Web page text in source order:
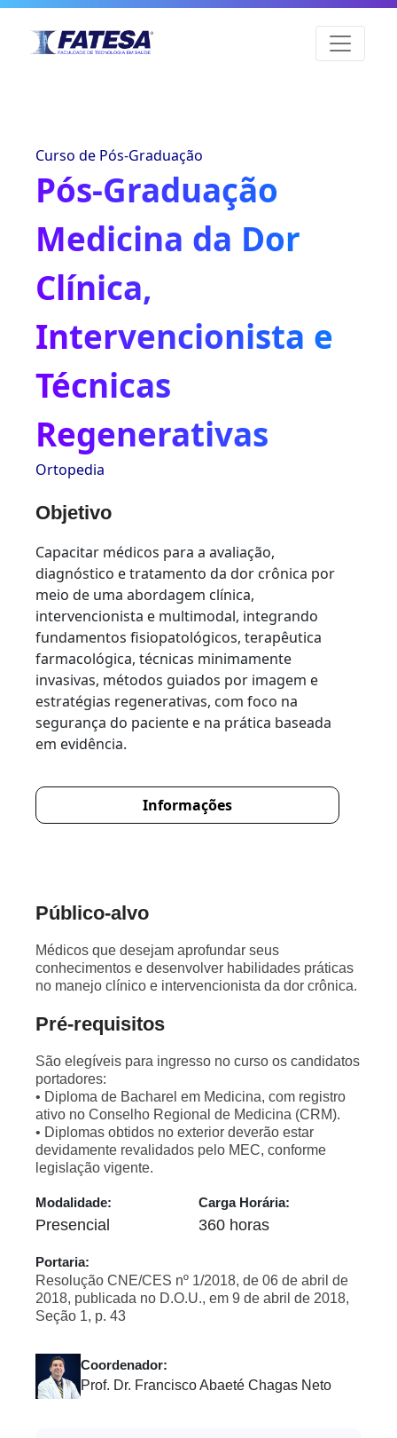
Curso de Pós-Graduação
Pós-Graduação
Medicina da Dor
Clínica,
Intervencionista e
Técnicas
Regenerativas
Ortopedia
Objetivo
Capacitar médicos para a avaliação,
diagnóstico e tratamento da dor crônica por
meio de uma abordagem clínica,
intervencionista e multimodal, integrando
fundamentos fisiopatológicos, terapêutica
farmacológica, técnicas minimamente
invasivas, métodos guiados por imagem e
estratégias regenerativas, com foco na
segurança do paciente e na prática baseada
em evidência.
Informações
Público-alvo
Médicos que desejam aprofundar seus
conhecimentos e desenvolver habilidades práticas
no manejo clínico e intervencionista da dor crônica.
Pré-requisitos
São elegíveis para ingresso no curso os candidatos
portadores:
• Diploma de Bacharel em Medicina, com registro
ativo no Conselho Regional de Medicina (CRM).
• Diplomas obtidos no exterior deverão estar
devidamente revalidados pelo MEC, conforme
legislação vigente.
Modalidade:
Presencial
Carga Horária:
360 horas
Portaria:
Resolução CNE/CES nº 1/2018, de 06 de abril de
2018, publicada no D.O.U., em 9 de abril de 2018,
Seção 1, p. 43
Coordenador:
Prof. Dr. Francisco Abaeté Chagas Neto